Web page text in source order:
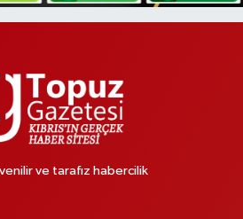
ve tarafız habercilik